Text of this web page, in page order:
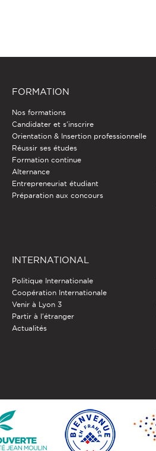
FORMATION
Nos formations
Candidater et s'inscrire
Orientation & Insertion professionnelle
Réussir ses études
Formation continue
Alternance
Entrepreneuriat étudiant
Préparation aux concours
INTERNATIONAL
Politique Internationale
Coopération Internationale
Venir à Lyon 3
Partir à l'étranger
Actualités